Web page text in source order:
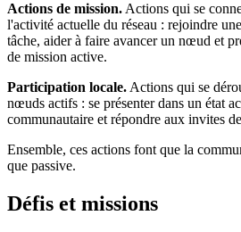
Actions de mission. Actions qui se
l'activité actuelle du réseau : rejoindre
tâche, aider à faire avancer un nœud et
de mission active.
Participation locale. Actions qui se
nœuds actifs : se présenter dans un état
communautaire et répondre aux invites
Ensemble, ces actions font que la
que passive.
Défis et missions